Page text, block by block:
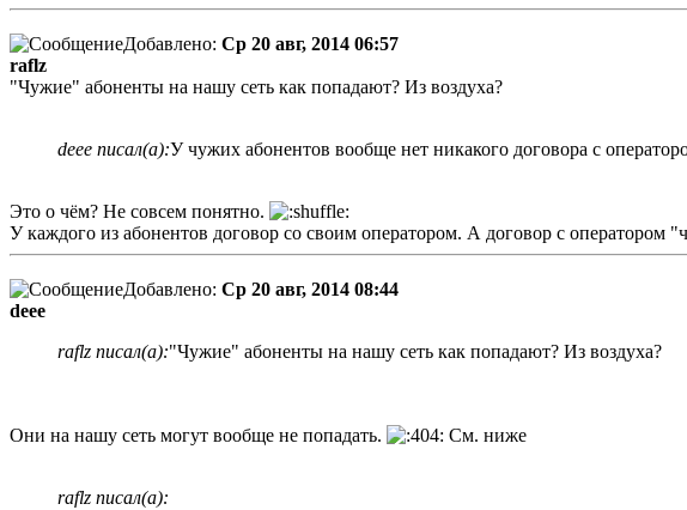
Добавлено: Ср 20 авг, 2014 06:57
raflz
"Чужие" абоненты на нашу сеть как попадают? Из воздуха?
deee писал(а):У чужих абонентов вообще нет никакого договора с
Это о чём? Не совсем понятно.
У каждого из абонентов договор со своим оператором. А договор с оператором
Добавлено: Ср 20 авг, 2014 08:44
deee
raflz писал(а):"Чужие" абоненты на нашу сеть как попадают? Из воздуха?
Они на нашу сеть могут вообще не попадать. См. ниже
raflz писал(а):